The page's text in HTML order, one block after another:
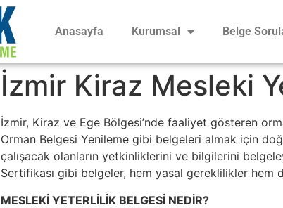
Anasayfa Kurumsal Belge
İzmir Kiraz Mesleki
İzmir, Kiraz ve Ege Bölgesi’nde faaliyet gösteren
Orman Belgesi Yenileme gibi belgeleri almak için
çalışacak olanların yetkinliklerini ve bilgilerini
Sertifikası gibi belgeler, hem yasal gereklilikler
MESLEKİ YETERLİLİK BELGESİ NEDİR?